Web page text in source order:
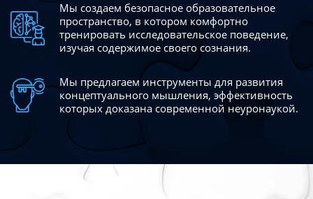
Мы создаем безопасное образовательное
пространство, в котором комфортно
тренировать исследовательское поведение,
изучая содержимое своего сознания.
Мы предлагаем инструменты для развития
концептуального мышления, эффективность
которых доказана современной неуронаукой.